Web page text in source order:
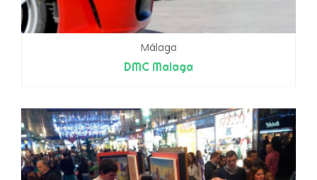
Málaga
DMC Malaga